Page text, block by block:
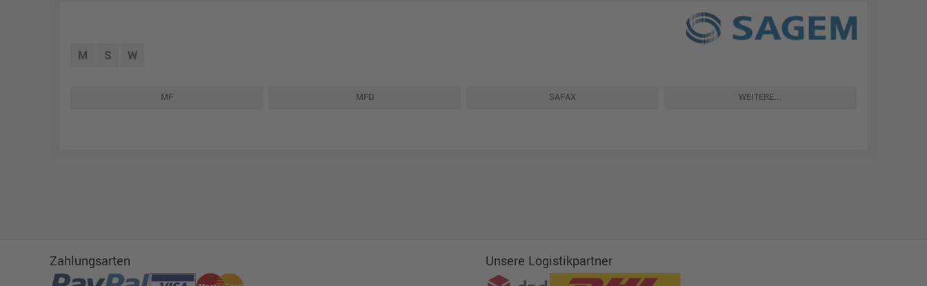
M S W
MF MFD SAFAX WEITERE...
Zahlungsarten Unsere Logistikpartner